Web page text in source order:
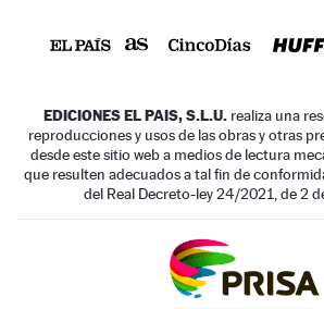
EDICIONES EL PAIS, S.L.U. realiza una
reproducciones y usos de las obras y otras
desde este sitio web a medios de lectura
que resulten adecuados a tal fin de
del Real Decreto-ley 24/2021, de 2